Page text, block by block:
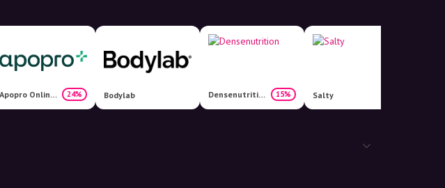
Apopro Online Apotek 24% Bodylab Densenutrition 15% Salty